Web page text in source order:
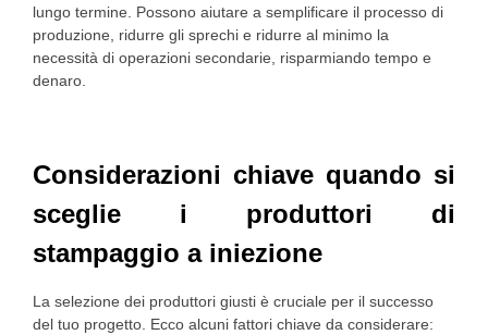
lungo termine. Possono aiutare a semplificare il processo di
produzione, ridurre gli sprechi e ridurre al minimo la
necessità di operazioni secondarie, risparmiando tempo e
denaro.
Considerazioni chiave quando si
sceglie i produttori di
stampaggio a iniezione
La selezione dei produttori giusti è cruciale per il successo
del tuo progetto. Ecco alcuni fattori chiave da considerare: